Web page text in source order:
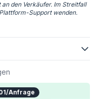
den Verkäufer. Im Streitfall
Support wenden.
Anfrage